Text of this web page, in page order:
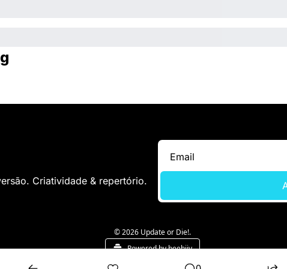
Criatividade & repertório.
© 2026 Update or Die!.
Powered by beehiiv